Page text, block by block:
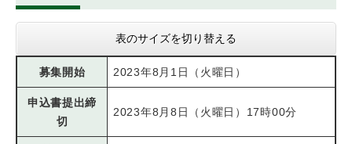
表のサイズを切り替える
募集開始 2023年8月1日（火曜日）
申込書提出締
切
2023年8月8日（火曜日）17時00分